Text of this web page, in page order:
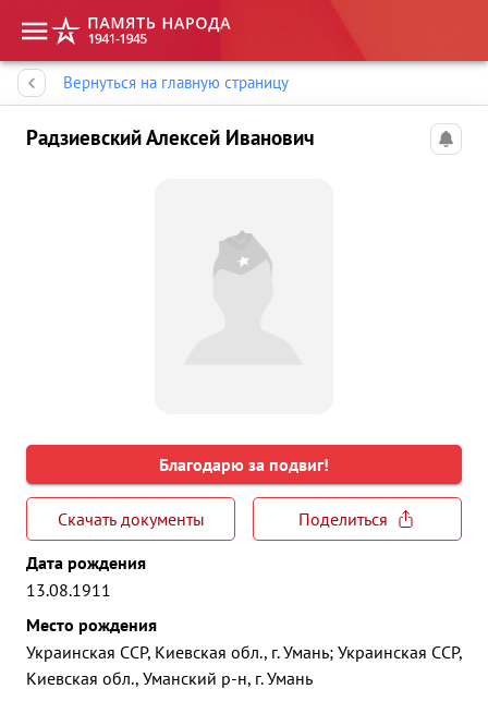
Вернуться на главную страницу
Радзиевский Алексей Иванович
Благодарю за подвиг!
Скачать документы
Поделиться
Дата рождения
13.08.1911
Место рождения
Украинская ССР, Киевская обл., г. Умань; Украинская ССР,
Киевская обл., Уманский р-н, г. Умань
Память народа